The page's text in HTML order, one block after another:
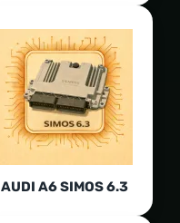
AUDI A6 SIMOS 6.3